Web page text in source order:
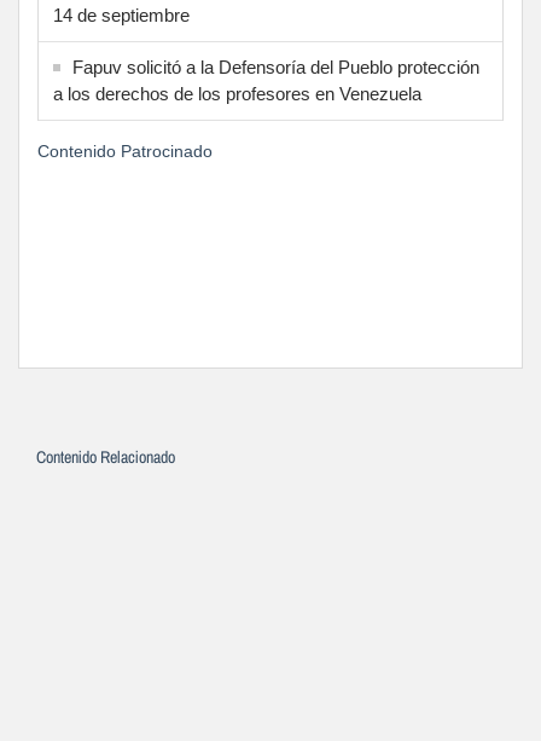
14 de septiembre
Fapuv solicitó a la Defensoría del Pueblo protección
a los derechos de los profesores en Venezuela
Contenido Patrocinado
Contenido Relacionado